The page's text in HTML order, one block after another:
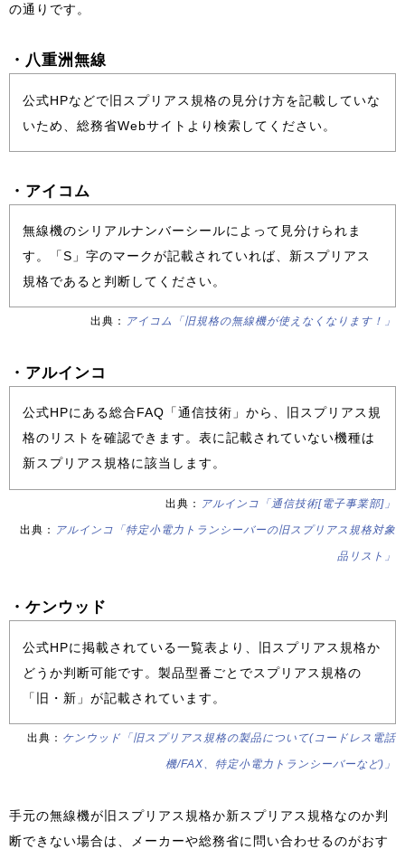
の通りです。
・八重洲無線
公式HPなどで旧スプリアス規格の見分け方を記載していな
いため、総務省Webサイトより検索してください。
・アイコム
無線機のシリアルナンバーシールによって見分けられま
す。「S」字のマークが記載されていれば、新スプリアス
規格であると判断してください。
出典： アイコム「旧規格の無線機が使えなくなります！」
・アルインコ
公式HPにある総合FAQ「通信技術」から、旧スプリアス規
格のリストを確認できます。表に記載されていない機種は
新スプリアス規格に該当します。
出典： アルインコ「通信技術[電子事業部]」
出典： アルインコ「特定小電力トランシーバーの旧スプリアス規格対象
品リスト」
・ケンウッド
公式HPに掲載されている一覧表より、旧スプリアス規格か
どうか判断可能です。製品型番ごとでスプリアス規格の
「旧・新」が記載されています。
出典： ケンウッド「旧スプリアス規格の製品について(コードレス電話
機/FAX、特定小電力トランシーバーなど)」
手元の無線機が旧スプリアス規格か新スプリアス規格なのか判
断できない場合は、メーカーや総務省に問い合わせるのがおす